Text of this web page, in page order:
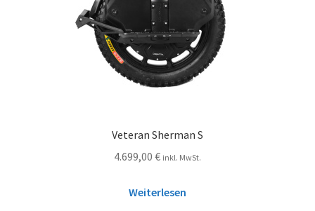
Veteran Sherman S
4.699,00 € inkl. MwSt.
Weiterlesen